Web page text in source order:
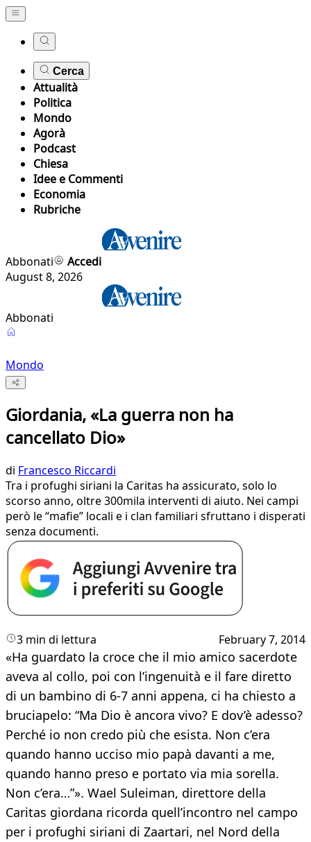
Cerca
Attualità
Politica
Mondo
Agorà
Podcast
Chiesa
Idee e Commenti
Economia
Rubriche
Abbonati
Accedi
August 8, 2026
Abbonati
Mondo
Giordania, «La guerra non ha
cancellato Dio»
di Francesco Riccardi
Tra i profughi siriani la Caritas ha assicurato, solo lo
scorso anno, oltre 300mila interventi di aiuto. Nei campi
però le “mafie” locali e i clan familiari sfruttano i disperati
senza documenti.
3 min di lettura February 7, 2014
«Ha guardato la croce che il mio amico sacerdote
aveva al collo, poi con l’ingenuità e il fare diretto
di un bambino di 6-7 anni appena, ci ha chiesto a
bruciapelo: “Ma Dio è ancora vivo? E dov’è adesso?
Perché io non credo più che esista. Non c’era
quando hanno ucciso mio papà davanti a me,
quando hanno preso e portato via mia sorella.
Non c’era…”». Wael Suleiman, direttore della
Caritas giordana ricorda quell’incontro nel campo
per i profughi siriani di Zaartari, nel Nord della